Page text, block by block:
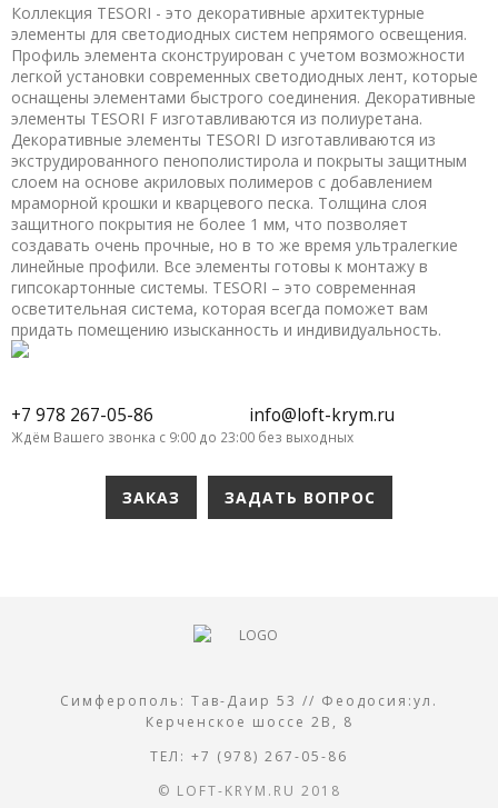
Коллекция TESORI - это декоративные архитектурные
элементы для светодиодных систем непрямого освещения.
Профиль элемента сконструирован с учетом возможности
легкой установки современных светодиодных лент, которые
оснащены элементами быстрого соединения. Декоративные
элементы TESORI F изготавливаются из полиуретана.
Декоративные элементы TESORI D изготавливаются из
экструдированного пенополистирола и покрыты защитным
слоем на основе акриловых полимеров с добавлением
мраморной крошки и кварцевого песка. Толщина слоя
защитного покрытия не более 1 мм, что позволяет
создавать очень прочные, но в то же время ультралегкие
линейные профили. Все элементы готовы к монтажу в
гипсокартонные системы. TESORI – это современная
осветительная система, которая всегда поможет вам
придать помещению изысканность и индивидуальность.
+7 978 267-05-86 info@loft-krym.ru
Ждём Вашего звонка с 9:00 до 23:00 без выходных
ЗАКАЗ ЗАДАТЬ ВОПРОС
Симферополь: Тав-Даир 53 // Феодосия:ул.
Керченское шоссе 2В, 8
ТЕЛ: +7 (978) 267-05-86
© LOFT-KRYM.RU 2018